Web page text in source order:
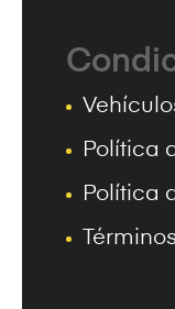
Política
Política